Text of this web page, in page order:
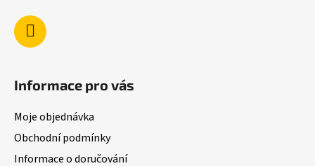
Informace pro vás
Moje objednávka
Obchodní podmínky
Informace o doručování